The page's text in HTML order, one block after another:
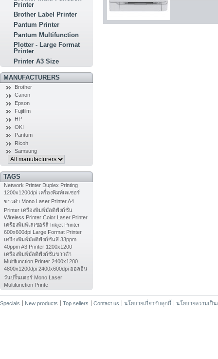
Printer
Brother Label Printer
Pantum Printer
Pantum Multifunction
Plotter - Large Format
Printer
Printer A3 Size
MANUFACTURERS
Brother
Canon
Epson
Fujifilm
HP
OKI
Pantum
Ricoh
Samsung
TAGS
Network Printer Duplex Printing
1200x1200dpi เครื่องพิมพ์เลเซอร์
ขาวดำ Mono Laser PrinterA4
Printer เครื่องพิมพ์มัลติฟังก์ชั่น
Wireless Printer Color Laser Printer
เครื่องพิมพ์เลเซอร์สี Inkjet Printer
600x600dpi Large Format Printer
เครื่องพิมพ์มัลติฟังก์ชั่นสี 33ppm
40ppmA3 Printer 1200x1200
เครื่องพิมพ์มัลติฟังก์ชั่นขาวดำ
Multifunction Printer 2400x1200
4800x1200dpi 2400x600dpi ออลอิน
วันปริ้นเตอร์ Mono Laser
Multifunction Printe
Specials New products Top sellers Contact us นโยบายเกี่ยวกับคุกกี้ นโยบายความเป็